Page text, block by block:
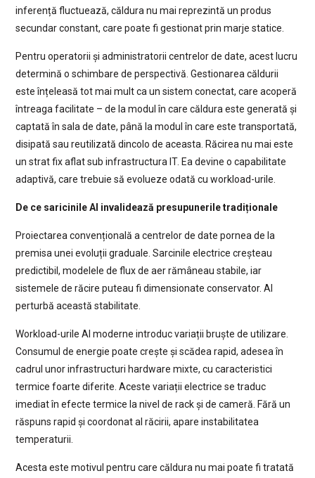
inferență fluctuează, căldura nu mai reprezintă un produs
secundar constant, care poate fi gestionat prin marje statice.
Pentru operatorii și administratorii centrelor de date, acest lucru
determină o schimbare de perspectivă. Gestionarea căldurii
este înțeleasă tot mai mult ca un sistem conectat, care acoperă
întreaga facilitate – de la modul în care căldura este generată și
captată în sala de date, până la modul în care este transportată,
disipată sau reutilizată dincolo de aceasta. Răcirea nu mai este
un strat fix aflat sub infrastructura IT. Ea devine o capabilitate
adaptivă, care trebuie să evolueze odată cu workload-urile.
De ce saricinile AI invalidează presupunerile tradiționale
Proiectarea convențională a centrelor de date pornea de la
premisa unei evoluții graduale. Sarcinile electrice creșteau
predictibil, modelele de flux de aer rămâneau stabile, iar
sistemele de răcire puteau fi dimensionate conservator. AI
perturbă această stabilitate.
Workload-urile AI moderne introduc variații bruște de utilizare.
Consumul de energie poate crește și scădea rapid, adesea în
cadrul unor infrastructuri hardware mixte, cu caracteristici
termice foarte diferite. Aceste variații electrice se traduc
imediat în efecte termice la nivel de rack și de cameră. Fără un
răspuns rapid și coordonat al răcirii, apare instabilitatea
temperaturii.
Acesta este motivul pentru care căldura nu mai poate fi tratată